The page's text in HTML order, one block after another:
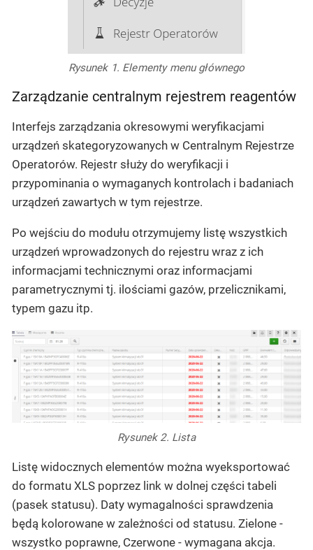
Rysunek 1. Elementy menu głównego
Zarządzanie centralnym rejestrem reagentów
Interfejs zarządzania okresowymi weryfikacjami
urządzeń skategoryzowanych w Centralnym Rejestrze
Operatorów. Rejestr służy do weryfikacji i
przypominania o wymaganych kontrolach i badaniach
urządzeń zawartych w tym rejestrze.
Po wejściu do modułu otrzymujemy listę wszystkich
urządzeń wprowadzonych do rejestru wraz z ich
informacjami technicznymi oraz informacjami
parametrycznymi tj. ilościami gazów, przelicznikami,
typem gazu itp.
Rysunek 2. Lista
Listę widocznych elementów można wyeksportować
do formatu XLS poprzez link w dolnej części tabeli
(pasek statusu). Daty wymagalności sprawdzenia
będą kolorowane w zależności od statusu. Zielone -
wszystko poprawne, Czerwone - wymagana akcja.